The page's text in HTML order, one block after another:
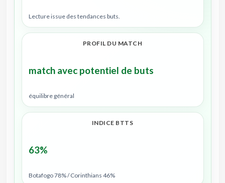
Lecture issue des tendances buts.
PROFIL DU MATCH
match avec potentiel de buts
équilibre général
INDICE BTTS
63%
Botafogo 78% / Corinthians 46%